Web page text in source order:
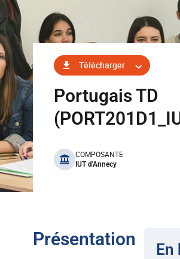
Télécharger
Portugais TD
benefits
COMPOSANTE
IUT d'Annecy
Présentation En